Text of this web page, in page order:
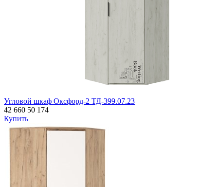
Угловой шкаф Оксфорд-2 ТД-399.07.23
42 660 50 174
Купить